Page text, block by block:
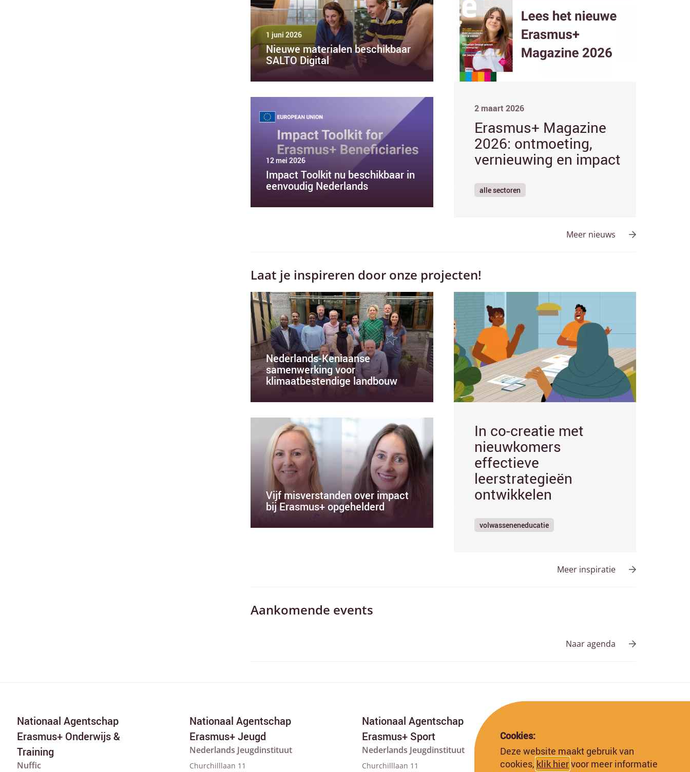
1 juni 2026
Nieuwe materialen beschikbaar
SALTO Digital
12 mei 2026
Impact Toolkit nu beschikbaar in
eenvoudig Nederlands
2 maart 2026
Erasmus+ Magazine
2026: ontmoeting,
vernieuwing en impact
alle sectoren
Meer nieuws
Laat je inspireren door onze projecten!
Nederlands-Keniaanse
samenwerking voor
klimaatbestendige landbouw
Vijf misverstanden over impact
bij Erasmus+ opgehelderd
In co-creatie met
nieuwkomers
effectieve
leerstrategieën
ontwikkelen
volwasseneneducatie
Meer inspiratie
Aankomende events
Naar agenda
Nationaal Agentschap
Erasmus+ Onderwijs &
Training
Nuffic
Nationaal Agentschap
Erasmus+ Jeugd
Nederlands Jeugdinstituut
Churchilllaan 11
Nationaal Agentschap
Erasmus+ Sport
Nederlands Jeugdinstituut
Churchilllaan 11
Deze website is gefinancierd met subsidie van
de Europese Commissie. De Europese
Cookies:
Deze website maakt gebruik van
cookies, klik hiervoor meer informatie